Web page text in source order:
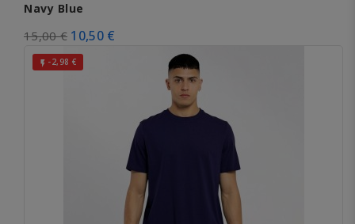
Navy Blue
15,00 € 10,50 €
 -2,98 €